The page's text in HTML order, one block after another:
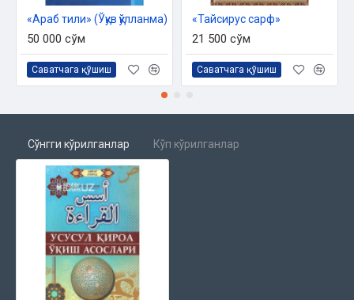
«Араб тили» (Ўқув қўлланма)
50 000 сўм
Саватчага қўшиш
«Тайсирус сарф»
21 500 сўм
Саватчага қўшиш
Сўнгги кўрилганлар Кўп кўрилганлар